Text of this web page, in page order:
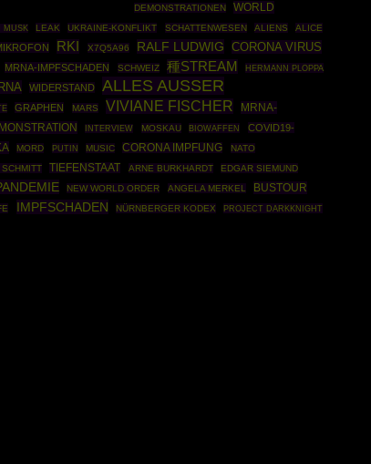
DEMONSTRATIONEN
WORLD
MUSK LEAK UKRAINE-KONFLIKT SCHATTENWESEN ALIENS
ALICE
RKI X7Q5A96 RALF LUDWIG CORONA VIRUS
MRNA-IMPFSCHADEN SCHWEIZ 種STREAM HERMANN PLOPPA
WIDERSTAND
ALLES AUSSER
GRAPHEN MARS VIVIANE FISCHER
MRNA-
INTERVIEW MOSKAU BIOWAFFEN
COVID19-
MORD PUTIN MUSIC CORONA IMPFUNG
NATO
TIEFENSTAAT ARNE BURKHARDT
EDGAR SIEMUND
NEW WORLD ORDER ANGELA MERKEL
BUSTOUR
IMPFSCHADEN NÜRNBERGER KODEX
PROJECT DARKKNIGHT